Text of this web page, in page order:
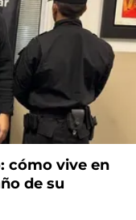
cómo vive en
de su